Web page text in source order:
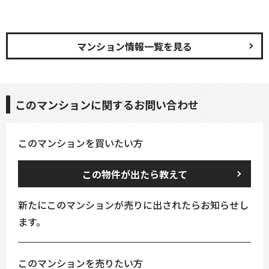
マンション情報一覧を見る
このマンションに関するお問い合わせ
このマンションを買いたい方
この物件が出たら教えて
新たにこのマンションが売りに出されたらお知らせし
ます。
このマンションを売りたい方